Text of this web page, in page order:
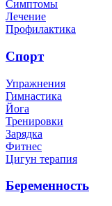
Симптомы
Лечение
Профилактика
Спорт
Упражнения
Гимнастика
Йога
Тренировки
Зарядка
Фитнес
Цигун терапия
Беременность